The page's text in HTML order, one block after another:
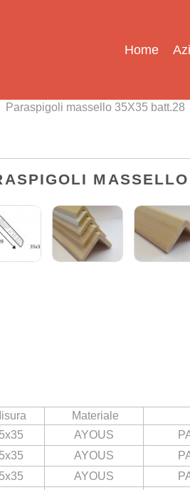
Home
Paraspigoli massello 35X35 batt.28
Materiale
AYOUS
AYOUS
AYOUS